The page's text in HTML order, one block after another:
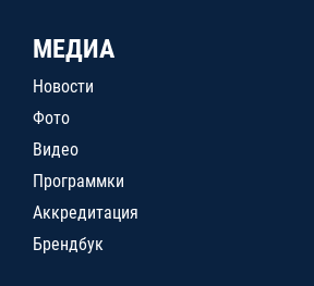
МЕДИА
Новости
Фото
Видео
Программки
Аккредитация
Брендбук